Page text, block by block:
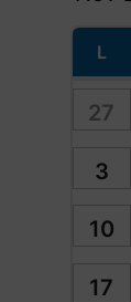
L
27
3
10
17